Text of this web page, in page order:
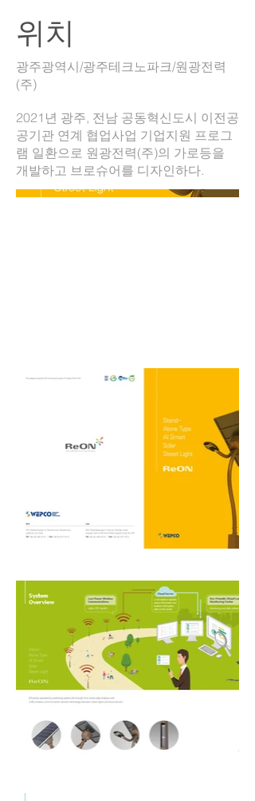
위치
광주광역시/광주테크노파크/원광전력
(주)
2021년 광주, 전남 공동혁신도시 이전공
공기관 연계 협업사업 기업지원 프로그
램 일환으로 원광전력(주)의 가로등을
개발하고 브로슈어를 디자인하다.